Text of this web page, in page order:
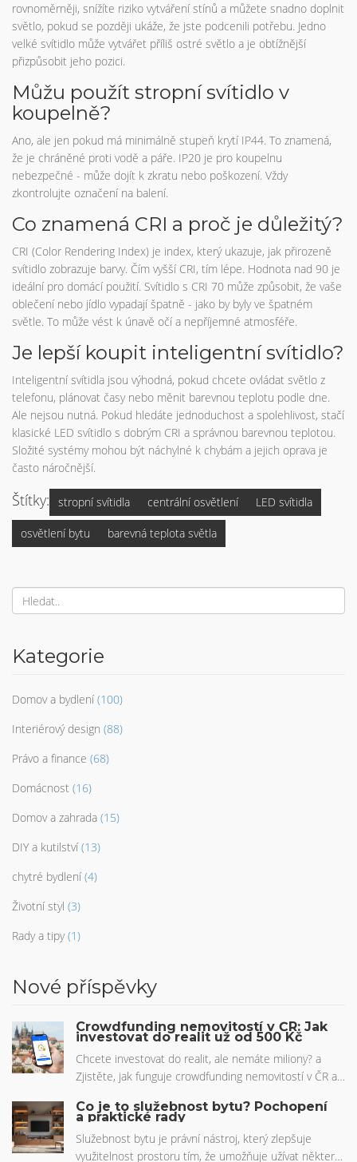
rovnoměrněji, snížíte riziko vytváření stínů a můžete snadno doplnit
světlo, pokud se později ukáže, že jste podcenili potřebu. Jedno
velké svítidlo může vytvářet příliš ostré světlo a je obtížnější
přizpůsobit jeho pozici.
Můžu použít stropní svítidlo v
koupelně?
Ano, ale jen pokud má minimálně stupeň krytí IP44. To znamená,
že je chráněné proti vodě a páře. IP20 je pro koupelnu
nebezpečné - může dojít k zkratu nebo poškození. Vždy
zkontrolujte označení na balení.
Co znamená CRI a proč je důležitý?
CRI (Color Rendering Index) je index, který ukazuje, jak přirozeně
svítidlo zobrazuje barvy. Čím vyšší CRI, tím lépe. Hodnota nad 90 je
ideální pro domácí použití. Svítidlo s CRI 70 může způsobit, že vaše
oblečení nebo jídlo vypadají špatně - jako by byly ve špatném
světle. To může vést k únavě očí a nepříjemné atmosféře.
Je lepší koupit inteligentní svítidlo?
Inteligentní svítidla jsou výhodná, pokud chcete ovládat světlo z
telefonu, plánovat časy nebo měnit barevnou teplotu podle dne.
Ale nejsou nutná. Pokud hledáte jednoduchost a spolehlivost, stačí
klasické LED svítidlo s dobrým CRI a správnou barevnou teplotou.
Složité systémy mohou být náchylné k chybám a jejich oprava je
často náročnější.
Štítky: stropní svítidla centrální osvětlení LED svítidla
osvětlení bytu barevná teplota světla
Kategorie
Domov a bydlení (100)
Interiérový design (88)
Právo a finance (68)
Domácnost (16)
Domov a zahrada (15)
DIY a kutilství (13)
chytré bydlení (4)
Životní styl (3)
Rady a tipy (1)
Nové příspěvky
Crowdfunding nemovitostí v ČR: Jak
investovat do realit už od 500 Kč
Chcete investovat do realit, ale nemáte miliony? a
Zjistěte, jak funguje crowdfunding nemovitostí v ČR a
Co je to služebnost bytu? Pochopení
a praktické rady
Služebnost bytu je právní nástroj, který zlepšuje
využitelnost prostoru tím, že umožňuje užívat některé